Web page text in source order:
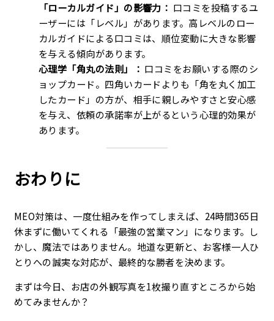
「ローカルガイド」の影響力： 口コミを投稿するユ
ーザーには「レベル」があります。高レベルのロー
カルガイドによる口コミは、順位変動に大きな影響
を与える傾向があります。
心理学「角丸の法則」： 口コミをお願いする際のシ
ョップカード。四角いカードよりも「角を丸く加工
したカード」の方が、相手に親しみやすさと安心感
を与え、依頼の承諾率が上がるという心理的効果が
あります。
おわりに
MEO対策は、一度仕組みを作ってしまえば、24時間365日
休まずに働いてくれる「最強の営業マン」になります。し
かし、魔法ではありません。地道な更新と、お客様一人ひ
とりへの誠実な対応が、最終的な勝者を決めます。
まずは今日、お店の外観写真を1枚撮り直すところから始
めてみませんか？